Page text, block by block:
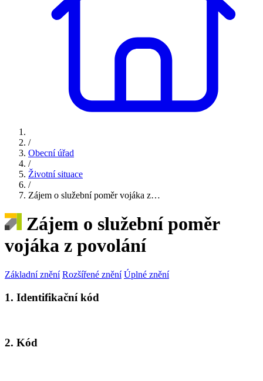
/
Obecní úřad
/
Životní situace
/
Zájem o služební poměr vojáka z…
Zájem o služební poměr
vojáka z povolání
Základní znění Rozšířené znění Úplné znění
1. Identifikační kód
2. Kód